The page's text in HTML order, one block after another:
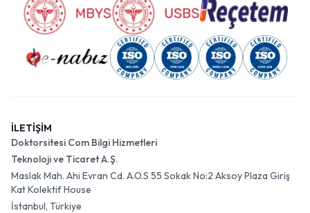
İLETİŞİM
Doktorsitesi Com Bilgi Hizmetleri
Teknoloji ve Ticaret A.Ş.
Maslak Mah. Ahi Evran Cd. A.O.S 55 Sokak No:2 Aksoy Plaza Giriş
Kat Kolektif House
İstanbul, Türkiye